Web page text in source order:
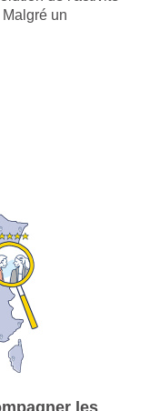
de l'activité
un